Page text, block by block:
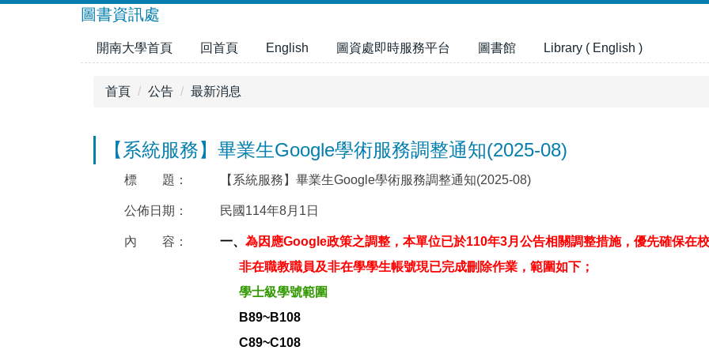
圖書資訊處
開南大學首頁 回首頁 English 圖資處即時服務平台 圖書館 Library ( English )
首頁 公告 最新消息
【系統服務】畢業生Google學術服務調整通知(2025-08)
標 題： 【系統服務】畢業生Google學術服務調整通知(2025-08)
公佈日期： 民國114年8月1日
內 容： 一、 為因應Google政策之調整，本單位已於110年3月公告相關調整措施，優先確保在
非在職教職員及非在學學生帳號現已完成刪除作業，範圍如下；
學士級學號範圍
B89~B108
C89~C108